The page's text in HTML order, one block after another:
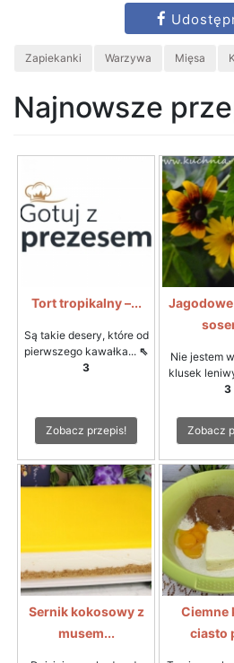
Zapiekanki Warzywa Mięsa
Najnowsze
Tort tropikalny –...
Są takie desery, które od
pierwszego kawałka... ⇖
3
Zobacz przepis!
Nie jestem
klusek
3
Zobacz
Sernik kokosowy z
musem...
Ciemne
ciasto